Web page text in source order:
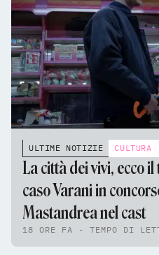
ULTIME NOTIZIE CULTURA
La città dei vivi, ecco
caso Varani in
Mastandrea nel cast
18 ORE FA - TEMPO DI